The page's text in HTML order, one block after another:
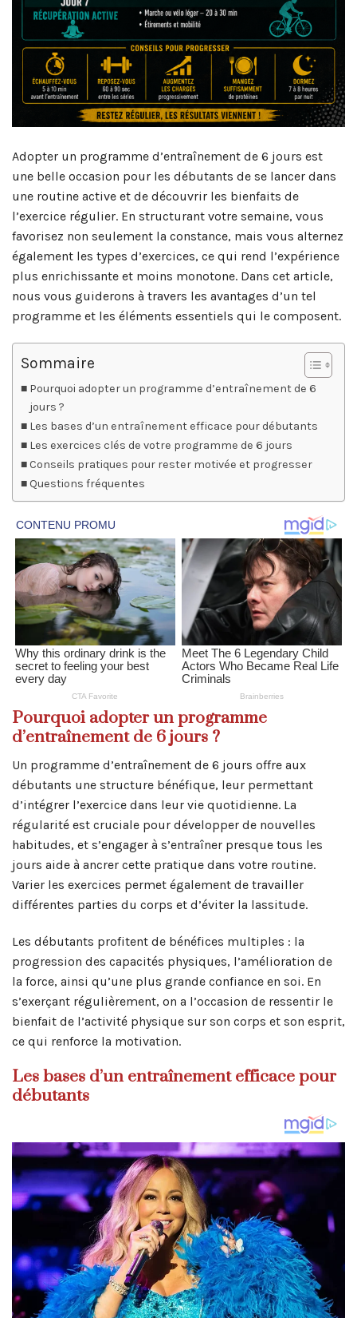
Adopter un programme d’entraînement de 6 jours est
une belle occasion pour les débutants de se lancer dans
une routine active et de découvrir les bienfaits de
l’exercice régulier. En structurant votre semaine, vous
favorisez non seulement la constance, mais vous alternez
également les types d’exercices, ce qui rend l’expérience
plus enrichissante et moins monotone. Dans cet article,
nous vous guiderons à travers les avantages d’un tel
programme et les éléments essentiels qui le composent.
Sommaire
Pourquoi adopter un programme d’entraînement de 6
jours ?
Les bases d’un entraînement efficace pour débutants
Les exercices clés de votre programme de 6 jours
Conseils pratiques pour rester motivée et progresser
Questions fréquentes
Pourquoi adopter un programme
d’entraînement de 6 jours ?
Un programme d’entraînement de 6 jours offre aux
débutants une structure bénéfique, leur permettant
d’intégrer l’exercice dans leur vie quotidienne. La
régularité est cruciale pour développer de nouvelles
habitudes, et s’engager à s’entraîner presque tous les
jours aide à ancrer cette pratique dans votre routine.
Varier les exercices permet également de travailler
différentes parties du corps et d’éviter la lassitude.
Les débutants profitent de bénéfices multiples : la
progression des capacités physiques, l’amélioration de
la force, ainsi qu’une plus grande confiance en soi. En
s’exerçant régulièrement, on a l’occasion de ressentir le
bienfait de l’activité physique sur son corps et son esprit,
ce qui renforce la motivation.
Les bases d’un entraînement efficace pour
débutants